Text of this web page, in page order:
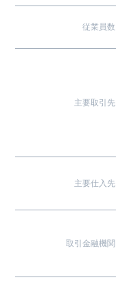
従業員数
主要取引先
主要仕入先
取引金融機関